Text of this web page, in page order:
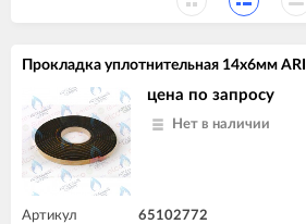
Прокладка уплотнительная 14x6мм
цена по запросу
Нет в наличии
Артикул 65102772